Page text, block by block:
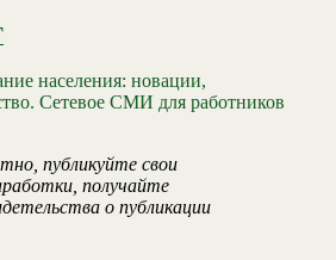
населения: новации,
Сетевое СМИ для работников
публикуйте свои
получайте
о публикации